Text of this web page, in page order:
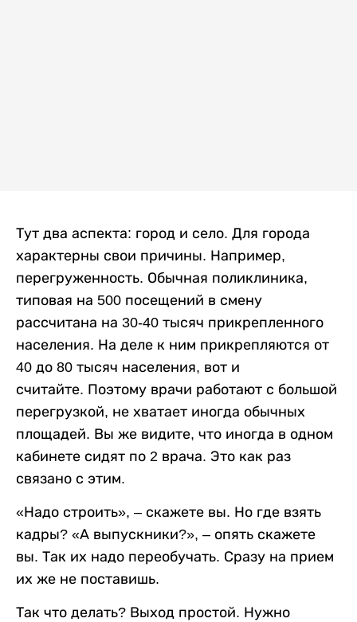
Тут два аспекта: город и село. Для города
характерны свои причины. Например,
перегруженность. Обычная поликлиника,
типовая на 500 посещений в смену
рассчитана на 30-40 тысяч прикрепленного
населения. На деле к ним прикрепляются от
40 до 80 тысяч населения, вот и
считайте. Поэтому врачи работают с большой
перегрузкой, не хватает иногда обычных
площадей. Вы же видите, что иногда в одном
кабинете сидят по 2 врача. Это как раз
связано с этим.
«Надо строить», – скажете вы. Но где взять
кадры? «А выпускники?», – опять скажете
вы. Так их надо переобучать. Сразу на прием
их же не поставишь.
Так что делать? Выход простой. Нужно